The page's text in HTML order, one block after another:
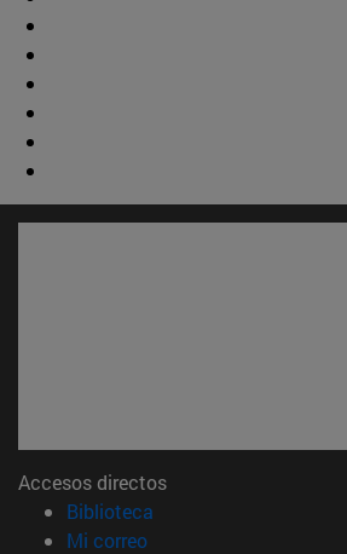
Accesos directos
Biblioteca
Mi correo(abre en nueva ventana)